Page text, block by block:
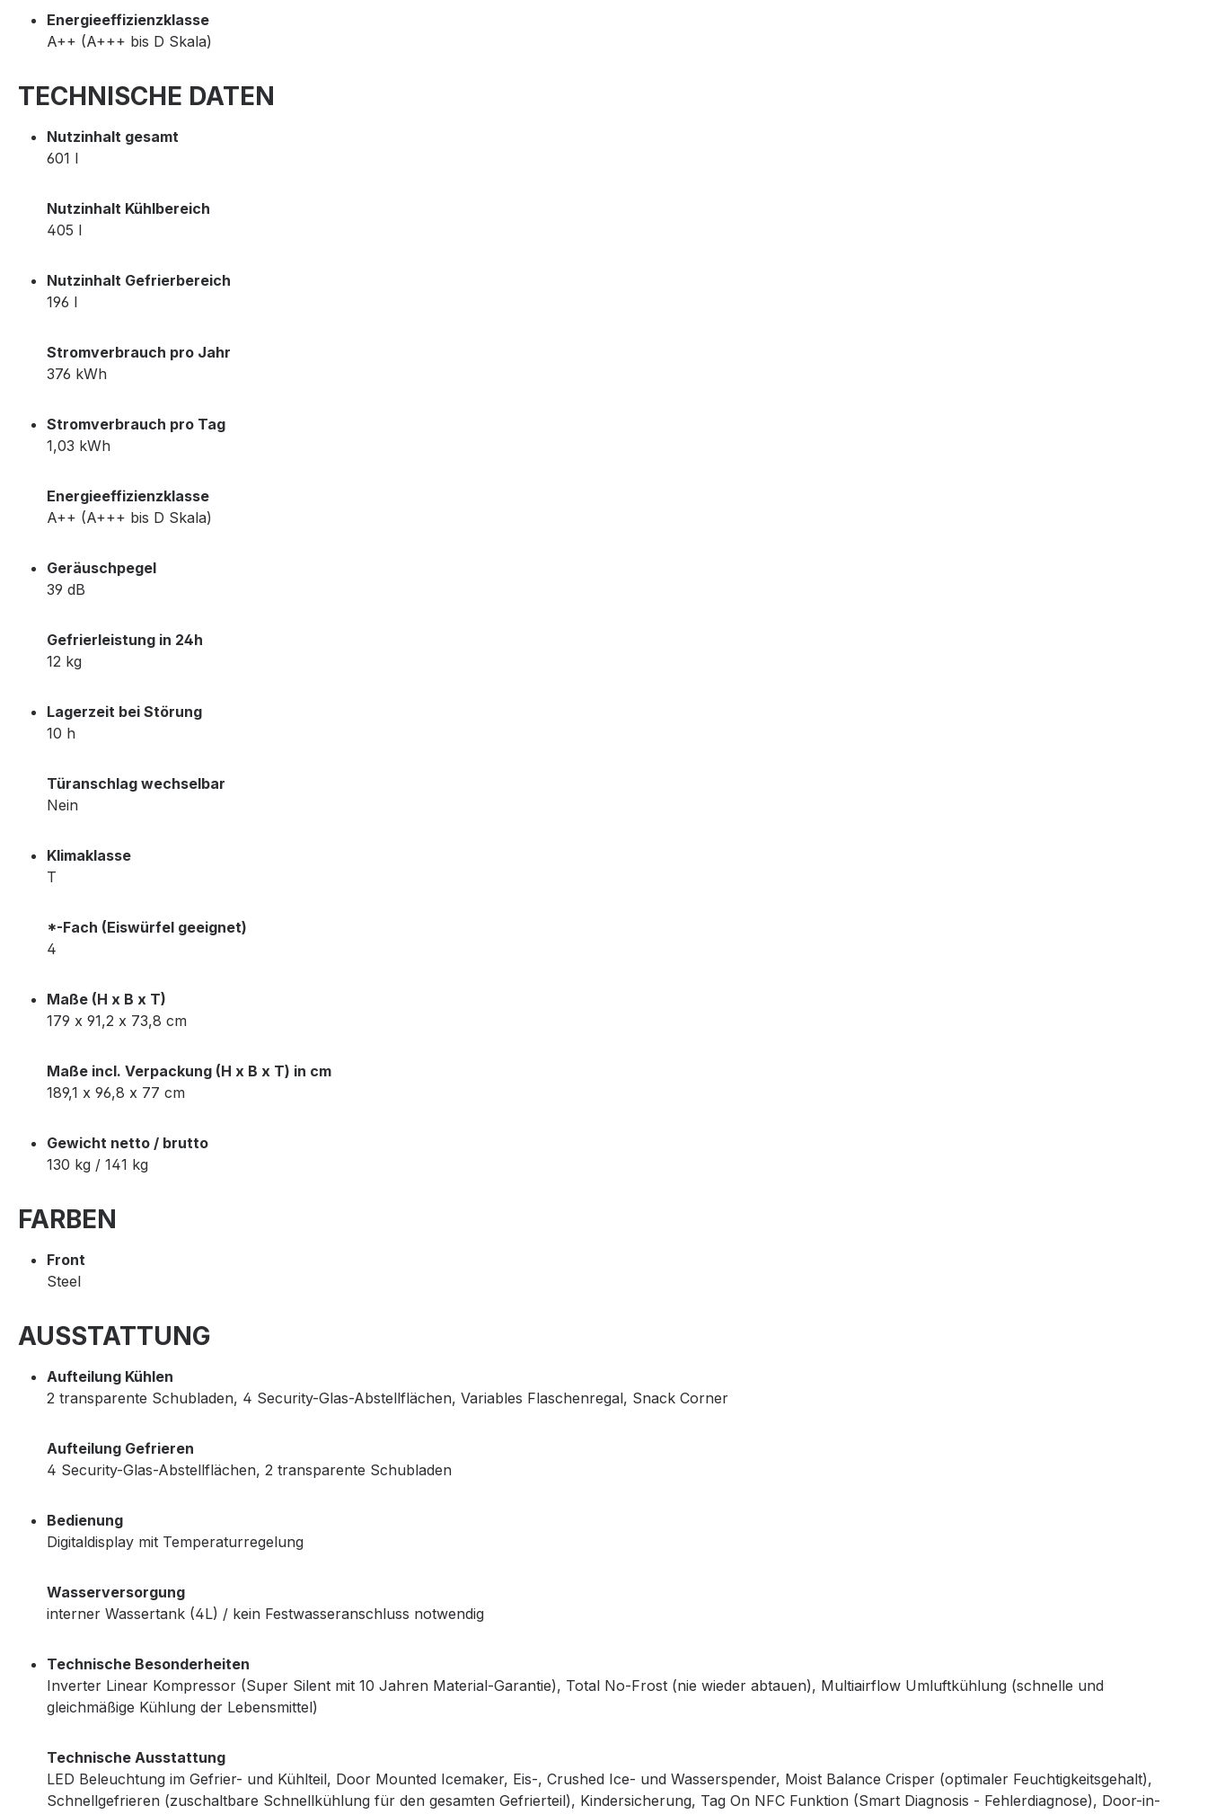
Energieeffizienzklasse
A++ (A+++ bis D Skala)
TECHNISCHE DATEN
Nutzinhalt gesamt
601 l
Nutzinhalt Kühlbereich
405 l
Nutzinhalt Gefrierbereich
196 l
Stromverbrauch pro Jahr
376 kWh
Stromverbrauch pro Tag
1,03 kWh
Energieeffizienzklasse
A++ (A+++ bis D Skala)
Geräuschpegel
39 dB
Gefrierleistung in 24h
12 kg
Lagerzeit bei Störung
10 h
Türanschlag wechselbar
Nein
Klimaklasse
T
*-Fach (Eiswürfel geeignet)
4
Maße (H x B x T)
179 x 91,2 x 73,8 cm
Maße incl. Verpackung (H x B x T) in cm
189,1 x 96,8 x 77 cm
Gewicht netto / brutto
130 kg / 141 kg
FARBEN
Front
Steel
AUSSTATTUNG
Aufteilung Kühlen
2 transparente Schubladen, 4 Security-Glas-Abstellflächen, Variables Flaschenregal, Snack Corner
Aufteilung Gefrieren
4 Security-Glas-Abstellflächen, 2 transparente Schubladen
Bedienung
Digitaldisplay mit Temperaturregelung
Wasserversorgung
interner Wassertank (4L) / kein Festwasseranschluss notwendig
Technische Besonderheiten
Inverter Linear Kompressor (Super Silent mit 10 Jahren Material-Garantie), Total No-Frost (nie wieder abtauen), Multiairflow Umluftkühlung (schnelle und
gleichmäßige Kühlung der Lebensmittel)
Technische Ausstattung
LED Beleuchtung im Gefrier- und Kühlteil, Door Mounted Icemaker, Eis-, Crushed Ice- und Wasserspender, Moist Balance Crisper (optimaler Feuchtigkeitsgehalt),
Schnellgefrieren (zuschaltbare Schnellkühlung für den gesamten Gefrierteil), Kindersicherung, Tag On NFC Funktion (Smart Diagnosis - Fehlerdiagnose), Door-in-